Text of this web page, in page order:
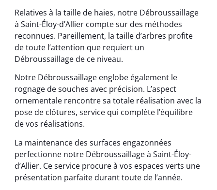
Relatives à la taille de haies, notre Débroussaillage
à Saint-Éloy-d’Allier compte sur des méthodes
reconnues. Pareillement, la taille d’arbres profite
de toute l’attention que requiert un
Débroussaillage de ce niveau.
Notre Débroussaillage englobe également le
rognage de souches avec précision. L’aspect
ornementale rencontre sa totale réalisation avec la
pose de clôtures, service qui complète l’équilibre
de vos réalisations.
La maintenance des surfaces engazonnées
perfectionne notre Débroussaillage à Saint-Éloy-
d’Allier. Ce service procure à vos espaces verts une
présentation parfaite durant toute de l’année.